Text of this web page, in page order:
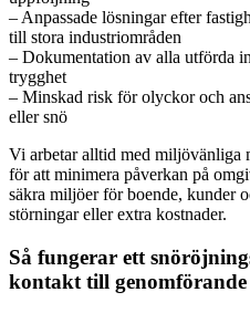
– Anpassade lösningar efter
till stora industriområden
– Dokumentation av alla utförda
trygghet
– Minskad risk för olyckor och
eller snö
Vi arbetar alltid med miljövänliga
för att minimera påverkan på
säkra miljöer för boende, kunder
störningar eller extra kostnader.
Så fungerar ett
kontakt till genomförande